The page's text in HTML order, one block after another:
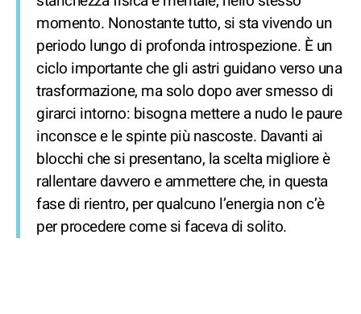
momento. Nonostante tutto, si sta vivendo un
periodo lungo di profonda introspezione. È un
ciclo importante che gli astri guidano verso una
trasformazione, ma solo dopo aver smesso di
girarci intorno: bisogna mettere a nudo le paure
inconsce e le spinte più nascoste. Davanti ai
blocchi che si presentano, la scelta migliore è
rallentare davvero e ammettere che, in questa
fase di rientro, per qualcuno l’energia non c’è
per procedere come si faceva di solito.